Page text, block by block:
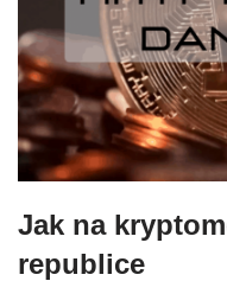
Jak na
republice